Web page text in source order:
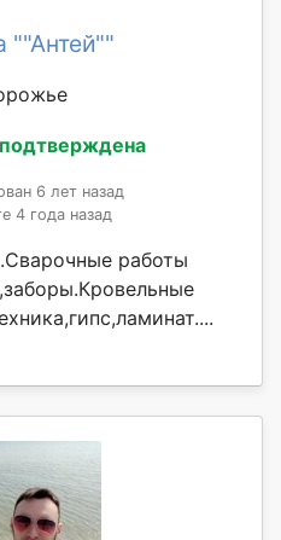
""Антей""
6 лет назад
4 года назад
работы